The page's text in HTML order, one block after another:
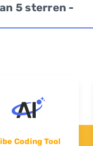
5 sterren -
Coding Tool